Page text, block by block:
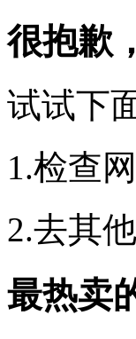
很抱歉
试试下
1.检查
2.去其
最热卖